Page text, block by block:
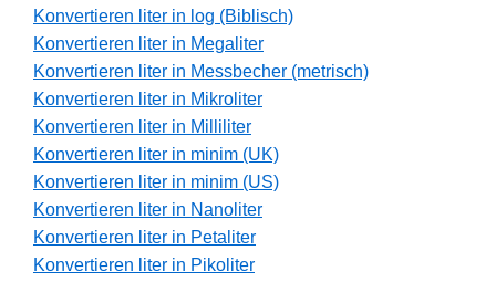
Konvertieren liter in log (Biblisch)
Konvertieren liter in Megaliter
Konvertieren liter in Messbecher (metrisch)
Konvertieren liter in Mikroliter
Konvertieren liter in Milliliter
Konvertieren liter in minim (UK)
Konvertieren liter in minim (US)
Konvertieren liter in Nanoliter
Konvertieren liter in Petaliter
Konvertieren liter in Pikoliter